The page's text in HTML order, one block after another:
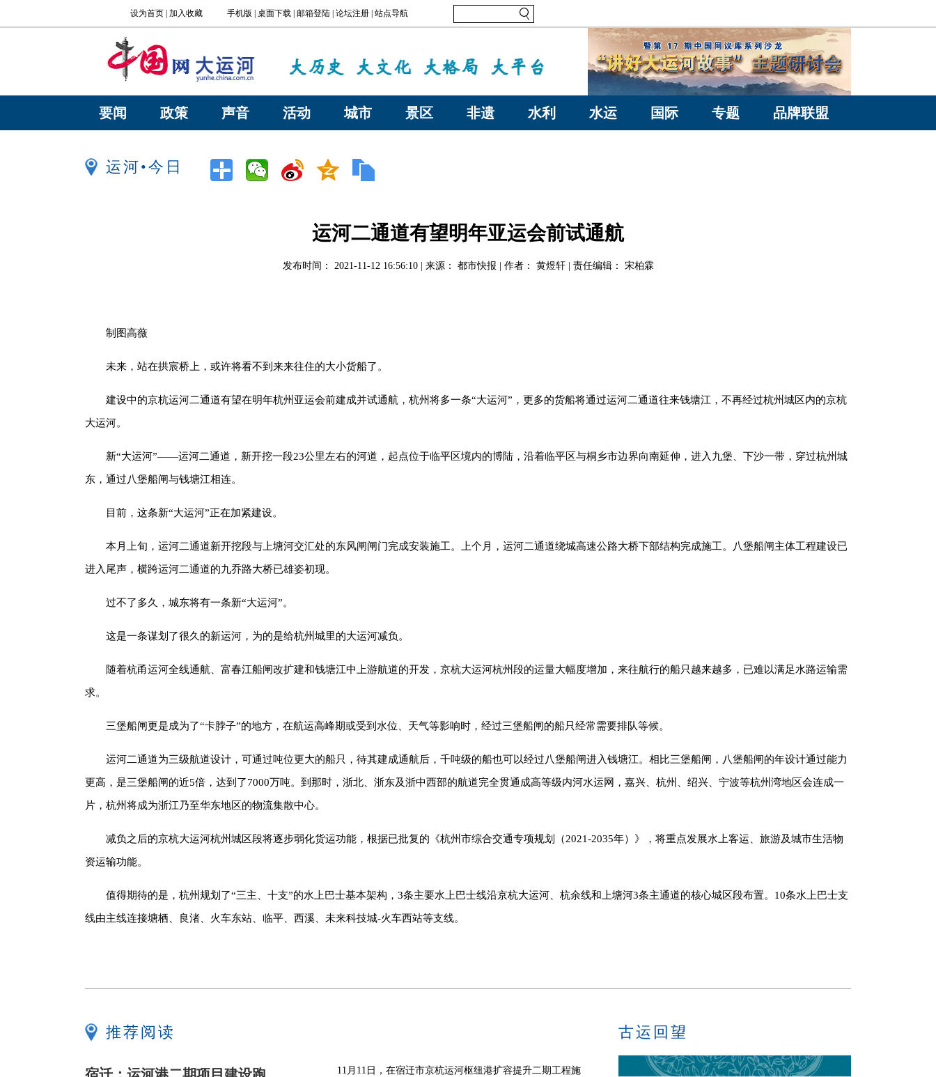
要闻 政策 声音 活动 城市 景区 非遗 水利 水运 国际 专题 品牌联盟
运河•今日
运河二通道有望明年亚运会前试通航
发布时间： 2021-11-12 16:56:10 | 来源： 都市快报 | 作者： 黄煜轩 | 责任编辑： 宋柏霖
制图高薇
未来，站在拱宸桥上，或许将看不到来来往住的大小货船了。
建设中的京杭运河二通道有望在明年杭州亚运会前建成并试通航，杭州将多一条“大运河”，更多的货船将通过运河二通道往来钱塘江，不再经过杭州城区内的京杭
大运河。
新“大运河”——运河二通道，新开挖一段23公里左右的河道，起点位于临平区境内的博陆，沿着临平区与桐乡市边界向南延伸，进入九堡、下沙一带，穿过杭州城
东，通过八堡船闸与钱塘江相连。
目前，这条新“大运河”正在加紧建设。
本月上旬，运河二通道新开挖段与上塘河交汇处的东风闸闸门完成安装施工。上个月，运河二通道绕城高速公路大桥下部结构完成施工。八堡船闸主体工程建设已
进入尾声，横跨运河二通道的九乔路大桥已雄姿初现。
过不了多久，城东将有一条新“大运河”。
这是一条谋划了很久的新运河，为的是给杭州城里的大运河减负。
随着杭甬运河全线通航、富春江船闸改扩建和钱塘江中上游航道的开发，京杭大运河杭州段的运量大幅度增加，来往航行的船只越来越多，已难以满足水路运输需
求。
三堡船闸更是成为了“卡脖子”的地方，在航运高峰期或受到水位、天气等影响时，经过三堡船闸的船只经常需要排队等候。
运河二通道为三级航道设计，可通过吨位更大的船只，待其建成通航后，千吨级的船也可以经过八堡船闸进入钱塘江。相比三堡船闸，八堡船闸的年设计通过能力
更高，是三堡船闸的近5倍，达到了7000万吨。到那时，浙北、浙东及浙中西部的航道完全贯通成高等级内河水运网，嘉兴、杭州、绍兴、宁波等杭州湾地区会连成一
片，杭州将成为浙江乃至华东地区的物流集散中心。
减负之后的京杭大运河杭州城区段将逐步弱化货运功能，根据已批复的《杭州市综合交通专项规划（2021-2035年）》，将重点发展水上客运、旅游及城市生活物
资运输功能。
值得期待的是，杭州规划了“三主、十支”的水上巴士基本架构，3条主要水上巴士线沿京杭大运河、杭余线和上塘河3条主通道的核心城区段布置。10条水上巴士支
线由主线连接塘栖、良渚、火车东站、临平、西溪、未来科技城-火车西站等支线。
推荐阅读
11月11日，在宿迁市京杭运河枢纽港扩容提升二期工程施
古运回望